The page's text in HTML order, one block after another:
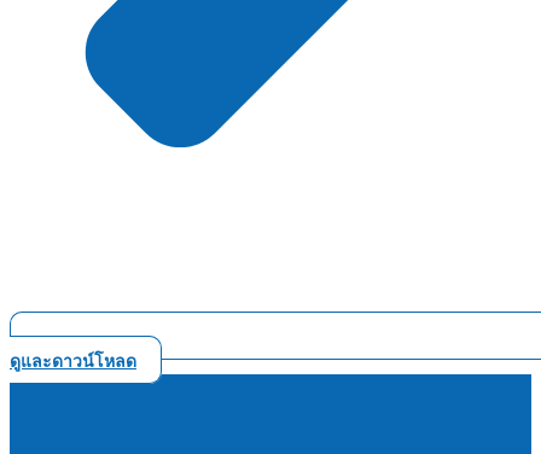
ดูและดาวน์โหลด